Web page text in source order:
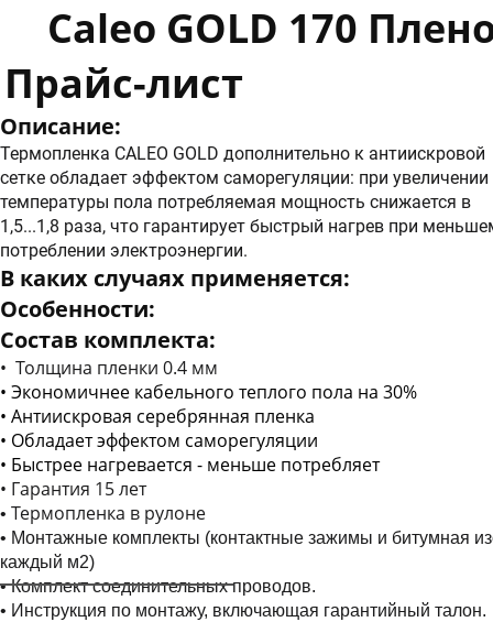
Caleo GOLD 170
Прайс-лист
Описание:
Термопленка CALEO GOLD дополнительно к антиискровой
сетке обладает эффектом саморегуляции: при увеличении
температуры пола потребляемая мощность снижается в
1,5...1,8 раза, что гарантирует быстрый нагрев при
потреблении электроэнергии.
В каких случаях применяется:
Особенности:
Состав комплекта:
Толщина пленки 0.4 мм
Экономичнее кабельного теплого пола на 30%
Антиискровая серебрянная пленка
Обладает эффектом саморегуляции
Быстрее нагревается - меньше потребляет
• Гарантия 15 лет
Термопленка в рулоне
Монтажные комплекты (контактные зажимы и битумная
каждый м2)
Комплект соединительных проводов.
Инструкция по монтажу, включающая гарантийный талон.